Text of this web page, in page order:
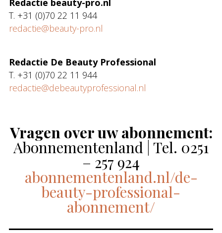
Redactie beauty-pro.nl
T. +31 (0)70 22 11 944
redactie@beauty-pro.nl
Redactie De Beauty Professional
T. +31 (0)70 22 11 944
redactie@debeautyprofessional.nl
Vragen over uw abonnement:
Abonnementenland | Tel. 0251
– 257 924
abonnementenland.nl/de-
beauty-professional-
abonnement/